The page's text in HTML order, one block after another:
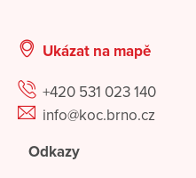
Ukázat na mapě
+420 531 023 140
info@koc.brno.cz
Odkazy